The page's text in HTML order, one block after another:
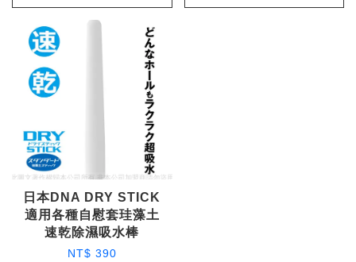
日本DNA DRY STICK
適用各種自慰套珪藻土
速乾除濕吸水棒
NT$ 390